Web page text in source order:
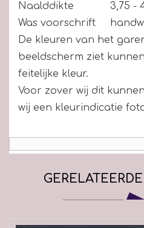
Naalddikte
3,75 -
Was voorschrift
De kleuren van het
beeldscherm ziet
feitelijke kleur.
Voor zover wij dit
wij een kleurindicatie